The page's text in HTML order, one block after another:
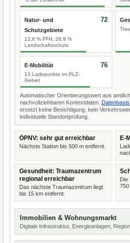
Natur- und
Schutzgebiete
12,6 % FFH, 26,9 %
Landschaftsschutz
72
E-Mobilität
13 Ladepunkte im PLZ-
Gebiet
76
Automatischer Orientierungswert aus
nachvollziehbaren Kontextdaten.
ersetzt keine Besichtigung, kein
individuelle Standortprüfung.
ÖPNV: sehr gut erreichbar
Nächste Station bis 500 m entfernt.
E-
Gesundheit: Traumazentrum
regional erreichbar
Das nächste Traumazentrum liegt
bis 15 km entfernt.
Die
750
Immobilien & Wohnungsmarkt
Digitale Infrastruktur, Energieanlagen,